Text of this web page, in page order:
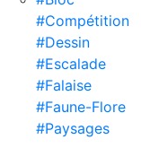
#Compétition
#Dessin
#Escalade
#Falaise
#Faune-Flore
#Paysages